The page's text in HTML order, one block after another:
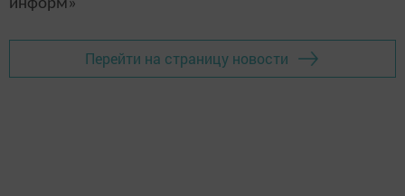
информ»
Перейти на страницу новости